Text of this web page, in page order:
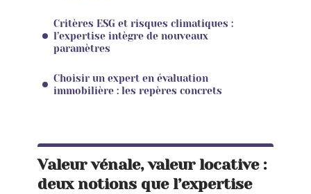
Critères ESG et risques climatiques :
l’expertise intègre de nouveaux
paramètres
Choisir un expert en évaluation
immobilière : les repères concrets
Valeur vénale, valeur locative :
deux notions que l’expertise